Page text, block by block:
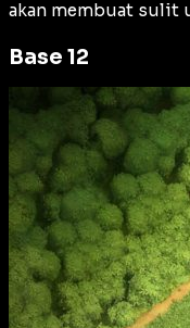
akan membuat sulit
Base 12